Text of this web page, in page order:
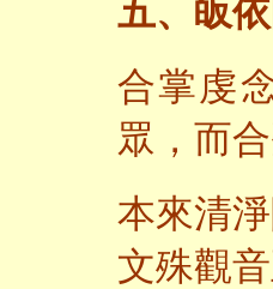
五、皈
合掌虔
眾，而
本來清
文殊觀